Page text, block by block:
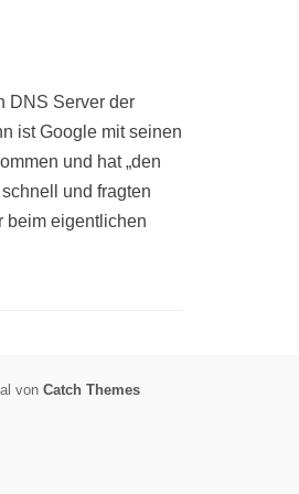
DNS Server der
ist Google mit seinen
und hat „den
und fragten
beim eigentlichen
von Catch Themes